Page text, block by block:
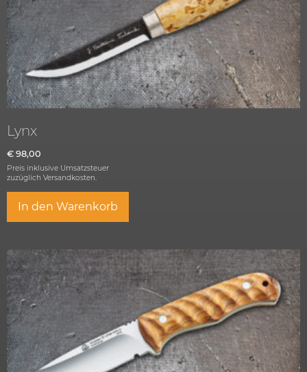
Lynx
€ 98,00
Preis inklusive Umsatzsteuer
zuzüglich Versandkosten.
In den Warenkorb